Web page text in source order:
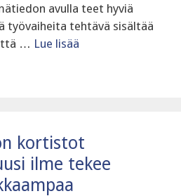
avulla teet hyviä
työvaiheita tehtävä sisältää
… Lue lisää
kortistot
ilme tekee